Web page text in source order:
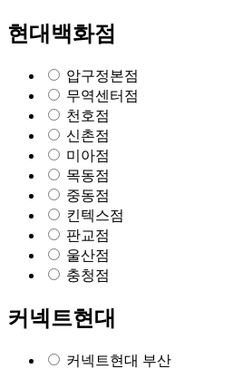
현대백화점
압구정본점
무역센터점
천호점
신촌점
미아점
목동점
중동점
킨텍스점
판교점
울산점
충청점
커넥트현대
커넥트현대 부산